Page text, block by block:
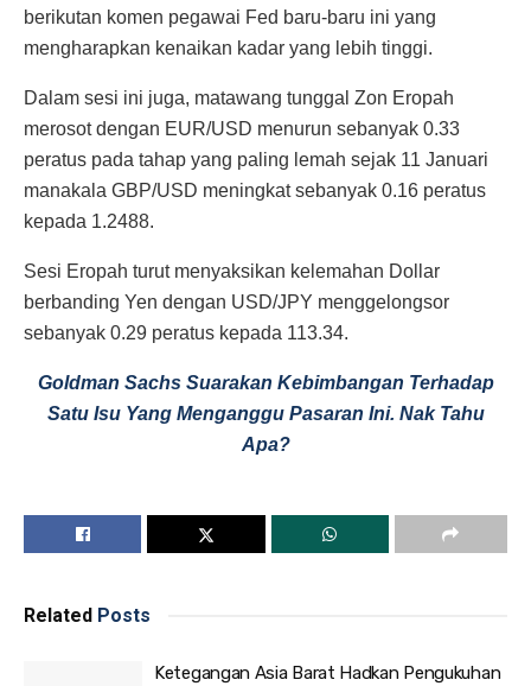
berikutan komen pegawai Fed baru-baru ini yang
mengharapkan kenaikan kadar yang lebih tinggi.
Dalam sesi ini juga, matawang tunggal Zon Eropah
merosot dengan EUR/USD menurun sebanyak 0.33
peratus pada tahap yang paling lemah sejak 11 Januari
manakala GBP/USD meningkat sebanyak 0.16 peratus
kepada 1.2488.
Sesi Eropah turut menyaksikan kelemahan Dollar
berbanding Yen dengan USD/JPY menggelongsor
sebanyak 0.29 peratus kepada 113.34.
Goldman Sachs Suarakan Kebimbangan Terhadap
Satu Isu Yang Menganggu Pasaran Ini. Nak Tahu
Apa?
Related Posts
Ketegangan Asia Barat Hadkan Pengukuhan